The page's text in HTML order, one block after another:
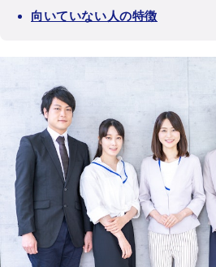
向いていない人の特徴